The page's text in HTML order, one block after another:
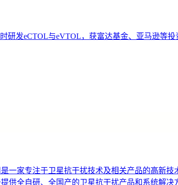
时研发eCTOL与eVTOL，获富达基金、亚马逊等投
一家专注于卫星抗干扰技术及相关产品的高新
供全自研、全国产的卫星抗干扰产品和系统解